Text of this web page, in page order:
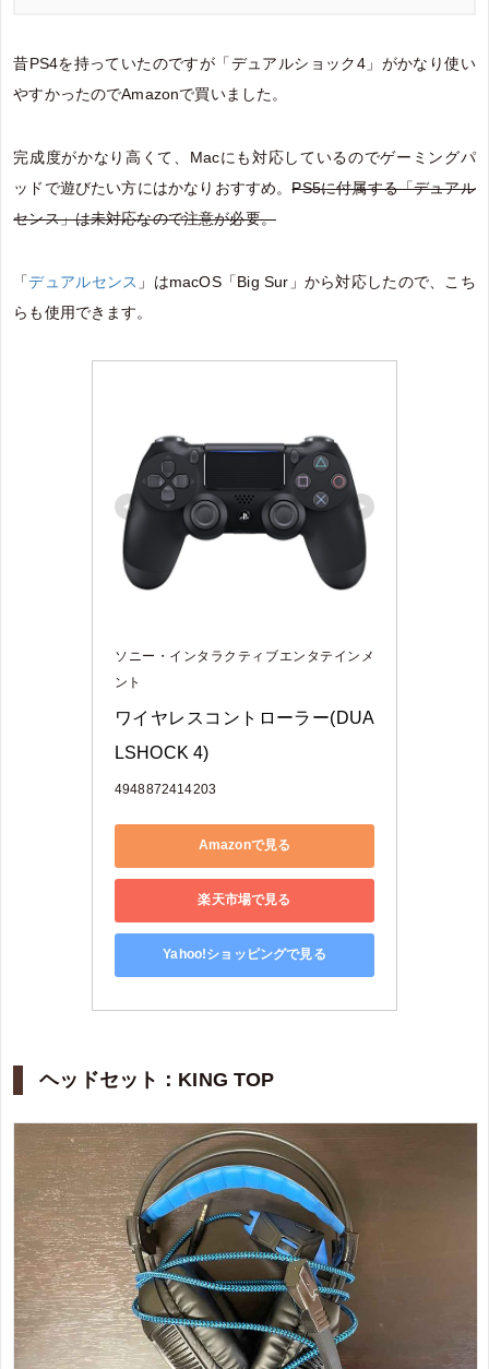
昔PS4を持っていたのですが「デュアルショック4」がかなり使い
やすかったのでAmazonで買いました。
完成度がかなり高くて、Macにも対応しているのでゲーミングパ
ッドで遊びたい方にはかなりおすすめ。PS5に付属する「デュアル
センス」は未対応なので注意が必要。
「デュアルセンス 」はmacOS「Big Sur」から対応したので、こち
らも使用できます。
ソニー・インタラクティブエンタテインメ
ント
ワイヤレスコントローラー(DUA
LSHOCK 4)
4948872414203
Amazonで見る
楽天市場で見る
Yahoo!ショッピングで見る
ヘッドセット：KING TOP